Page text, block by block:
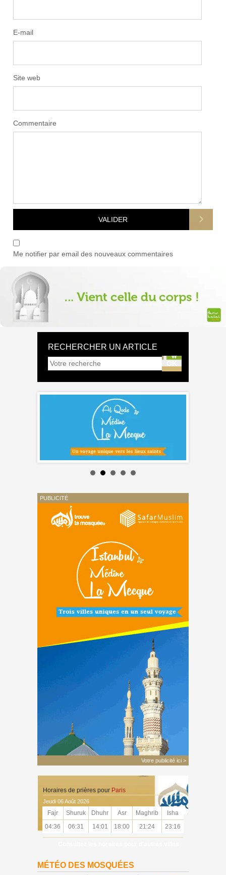
E-mail
Site web
Commentaire
Me notifier par email des nouveaux commentaires
RECHERCHER UN ARTICLE
PUBLICITÉ
Votre publicité ici >
Horaires de prières pour Paris
Jeudi 06 Août 2026
Fajr Shuruk Dhuhr Asr Maghrib
Isha
04:36
06:31 14:01 18:00 21:24 23:16
MÉTÉO DES MOSQUÉES